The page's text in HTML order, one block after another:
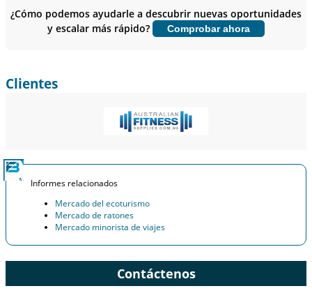
Personalizar ahora
¿Cómo podemos ayudarle a descubrir nuevas oportunidades
y escalar más rápido?
Comprobar ahora
Clientes
Informes relacionados
Mercado del ecoturismo
Mercado de ratones
Mercado minorista de viajes
Contáctenos